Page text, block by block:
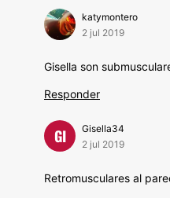
katymontero
2 jul 2019
Gisella son
Responder
GI
Gisella34
2 jul 2019
Retromusculares al